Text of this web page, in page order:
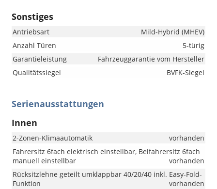
Sonstiges
Antriebsart
Mild-Hybrid (MHEV)
Anzahl Türen
5-türig
Garantieleistung
Fahrzeuggarantie vom Hersteller
Qualitätssiegel
BVFK-Siegel
Serienausstattungen
Innen
2-Zonen-Klimaautomatik
vorhanden
Fahrersitz 6fach elektrisch einstellbar, Beifahrersitz 6fach
manuell einstellbar
vorhanden
Rücksitzlehne geteilt umklappbar 40/20/40 inkl. Easy-Fold-
Funktion
vorhanden